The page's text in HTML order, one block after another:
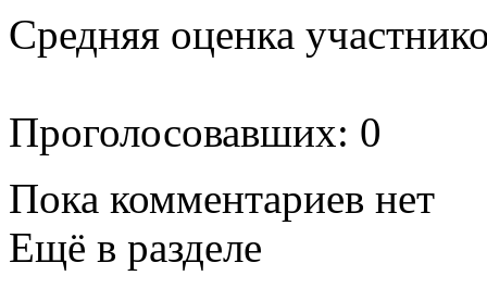
Средняя оценка
Проголосовавших: 0
Пока комментариев нет
Ещё в разделе